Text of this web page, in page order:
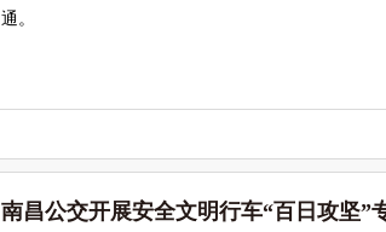
通。
南昌公交开展安全文明行车“百日攻坚”